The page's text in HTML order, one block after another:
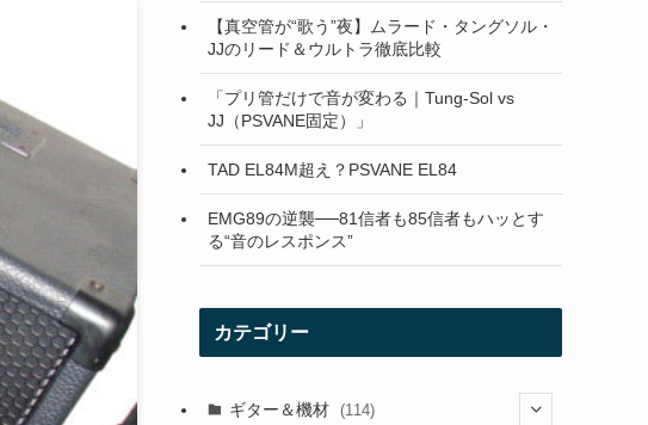
【真空管が“歌う”夜】ムラード・タングソル・
JJのリード＆ウルトラ徹底比較
「プリ管だけで音が変わる｜Tung-Sol vs
JJ（PSVANE固定）」
TAD EL84M超え？PSVANE EL84
EMG89の逆襲──81信者も85信者もハッとす
る“音のレスポンス”
カテゴリー
ギター＆機材 (114)